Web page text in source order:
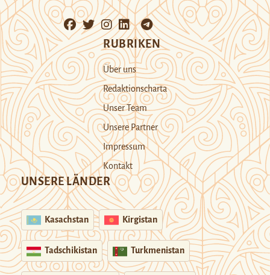
RUBRIKEN
Über uns
Redaktionscharta
Unser Team
Unsere Partner
Impressum
Kontakt
UNSERE LÄNDER
Kasachstan Kirgistan
Tadschikistan Turkmenistan